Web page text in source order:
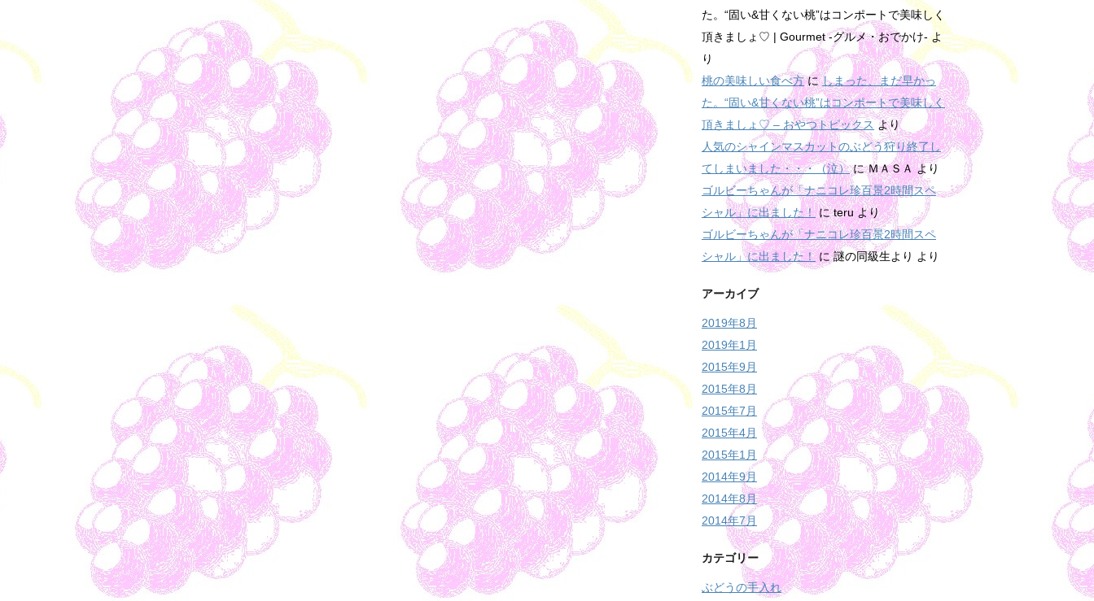
た。“固い&甘くない桃”はコンポートで美味しく
頂きましょ♡ | Gourmet -グルメ・おでかけ-よ
り
桃の美味しい食べ方にしまった、まだ早かっ
た。“固い&甘くない桃”はコンポートで美味しく
頂きましょ♡ – おやつトピックス より
人気のシャインマスカットのぶどう狩り終了し
てしまいました・・・（泣）にＭＡＳＡより
ゴルビーちゃんが「ナニコレ珍百景2時間スペ
シャル」に出ました！にteruより
ゴルビーちゃんが「ナニコレ珍百景2時間スペ
シャル」に出ました！に謎の同級生より より
アーカイブ
2019年8月
2019年1月
2015年9月
2015年8月
2015年7月
2015年4月
2015年1月
2014年9月
2014年8月
2014年7月
カテゴリー
ぶどうの手入れ